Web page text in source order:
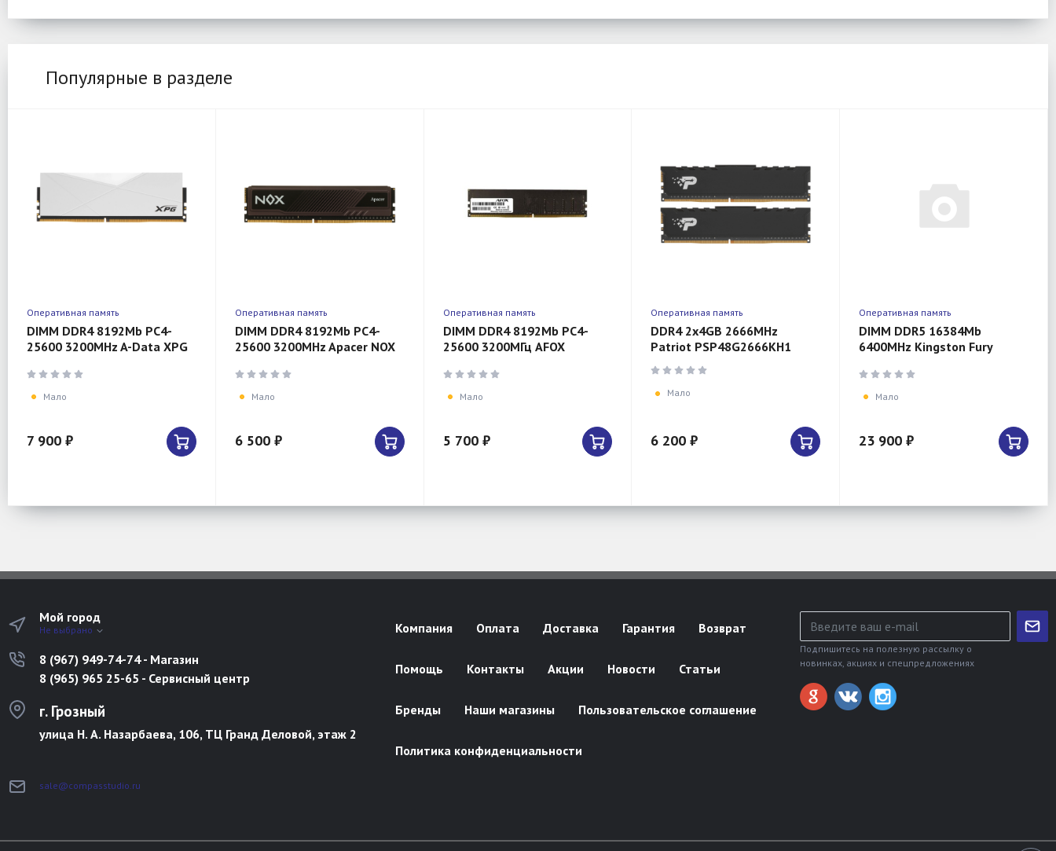
Популярные в разделе
Оперативная память
DIMM DDR4 8192Mb PC4-
25600 3200MHz A-Data XPG
AX4U32008G16A-SW50
Мало
7 900 ₽
Оперативная память
DIMM DDR4 8192Mb PC4-
25600 3200MHz Apacer NOX
CL16, 1.35B
Мало
6 500 ₽
Оперативная память
DIMM DDR4 8192Mb PC4-
25600 3200МГц AFOX
288-Pin, Non-ECC, Un-
Buffered, CL 22-2
Мало
5 700 ₽
Оперативная память
DDR4 2x4GB 2666MHz
Patriot PSP48G2666KH1
Мало
6 200 ₽
Оперативная память
DIMM DDR5 16384Mb
6400MHz Kingston Fury
(KF564C32BBEA-16)
Мало
23 900 ₽
Мой город
Не выбрано
8 (967) 949-74-74 - Магазин
8 (965) 965 25-65 - Сервисный центр
г. Грозный
улица Н. А. Назарбаева, 106, ТЦ Гранд Деловой, этаж 2
sale@compasstudio.ru
Компания Оплата Доставка Гарантия Возврат
Помощь Контакты Акции Новости Статьи
Бренды Наши магазины Пользовательское соглашение
Политика конфиденциальности
Подпишитесь на полезную рассылку о
новинках, акциях и спецпредложениях